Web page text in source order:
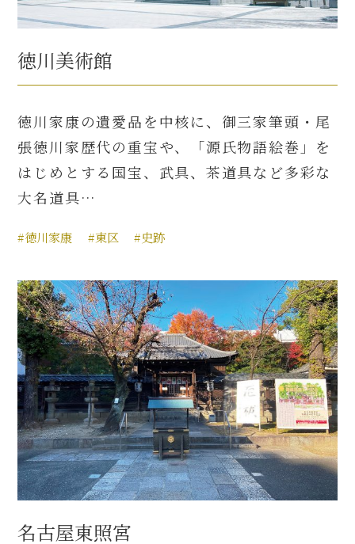
徳川美術館
徳川家康の遺愛品を中核に、御三家筆頭・尾
張徳川家歴代の重宝や、「源氏物語絵巻」を
はじめとする国宝、武具、茶道具など多彩な
大名道具…
#徳川家康 #東区 #史跡
名古屋東照宮